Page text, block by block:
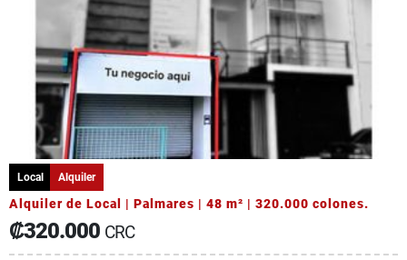
Local Alquiler
Alquiler de Local | Palmares | 48 m² | 320.000 colones.
₡320.000 CRC